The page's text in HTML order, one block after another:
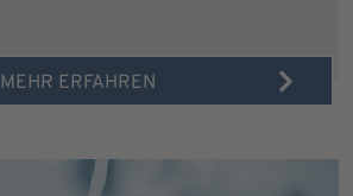
MEHR ERFAHREN